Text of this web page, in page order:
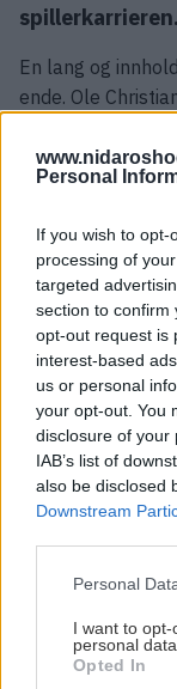
Personal
If you wish to
processing of
targeted
section to confirm
opt-out request is
interest-based
us or personal
your opt-out. You
disclosure of your
IAB’s list of
also be disclosed
Downstream
Please note that
not limited to
grant or deny
use your data for
Personal
I want to
personal data.
Opted In
spillerkarrieren.
En lang og
ende. Ole
viktig del av
Nidaros-drakten
Trondheim har
Etter ti år i
har jeg valgt å
lett valg, men alt
Leangen
Ole Christian
ishall. Gjennom
vært rammen
og minner.
Leangen ishall
er et utrolig fint
jeg vil ta med meg